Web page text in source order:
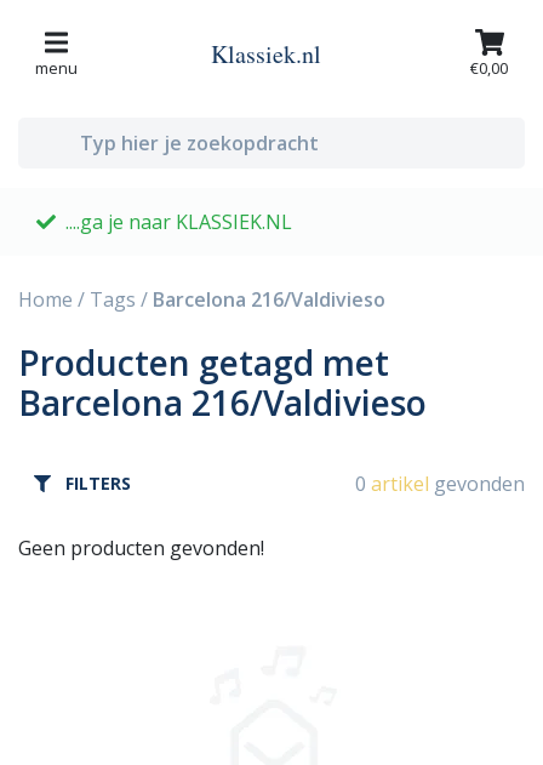
menu Klassiek.nl €0,00
....ga je naar KLASSIEK.NL
Home / Tags / Barcelona 216/Valdivieso
Producten getagd met
Barcelona 216/Valdivieso
FILTERS 0 artikel gevonden
Geen producten gevonden!